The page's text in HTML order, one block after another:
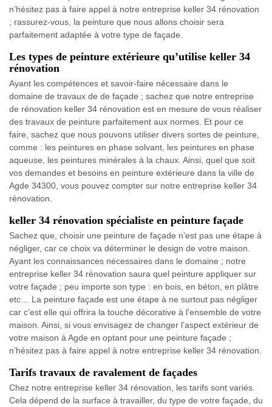
n’hésitez pas à faire appel à notre entreprise keller 34 rénovation
; rassurez-vous, la peinture que nous allons choisir sera
parfaitement adaptée à votre type de façade.
Les types de peinture extérieure qu’utilise keller 34
rénovation
Ayant les compétences et savoir-faire nécessaire dans le
domaine de travaux de de façade ; sachez que notre entreprise
de rénovation keller 34 rénovation est en mesure de vous réaliser
des travaux de peinture parfaitement aux normes. Et pour ce
faire, sachez que nous pouvons utiliser divers sortes de peinture,
comme : les peintures en phase solvant, les peintures en phase
aqueuse, les peintures minérales à la chaux. Ainsi, quel que soit
vos demandes et besoins en peinture extérieure dans la ville de
Agde 34300, vous pouvez compter sur notre entreprise keller 34
rénovation.
keller 34 rénovation spécialiste en peinture façade
Sachez que, choisir une peinture de façade n’est pas une étape à
négliger, car ce choix va déterminer le design de votre maison.
Ayant les connaissances nécessaires dans le domaine ; notre
entreprise keller 34 rénovation saura quel peinture appliquer sur
votre façade ; peu importe son type : en bois, en béton, en plâtre
etc… La peinture façade est une étape à ne surtout pas négliger
car c'est elle qui offrira la touche décorative à l'ensemble de votre
maison. Ainsi, si vous envisagez de changer l’aspect extérieur de
votre maison à Agde en optant pour une peinture façade ;
n’hésitez pas à faire appel à notre entreprise keller 34 rénovation.
Tarifs travaux de ravalement de façades
Chez notre entreprise keller 34 rénovation, les tarifs sont variés.
Cela dépend de la surface à travailler, du type de votre façade, du